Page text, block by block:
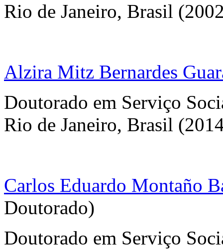
Rio de Janeiro, Brasil
Alzira Mitz Bernardes
Doutorado em Serviço
Rio de Janeiro, Brasil
Carlos Eduardo Montaño
Doutorado)
Doutorado em Serviço